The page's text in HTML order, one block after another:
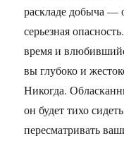
раскладе добыча —
серьезная
время и
вы глубоко и
Никогда.
он будет тихо
пересматривать